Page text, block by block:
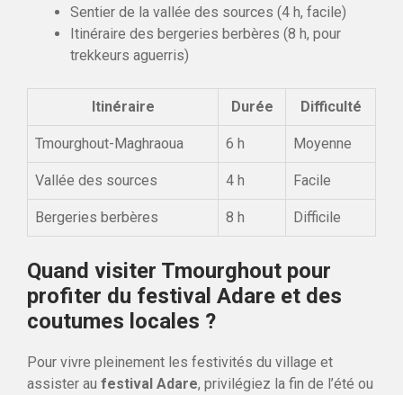
Sentier de la vallée des sources (4 h, facile)
Itinéraire des bergeries berbères (8 h, pour
trekkeurs aguerris)
Itinéraire Durée Difficulté
Tmourghout-Maghraoua 6 h Moyenne
Vallée des sources 4 h Facile
Bergeries berbères 8 h Difficile
Quand visiter Tmourghout pour
profiter du festival Adare et des
coutumes locales ?
Pour vivre pleinement les festivités du village et
assister au festival Adare, privilégiez la fin de l’été ou